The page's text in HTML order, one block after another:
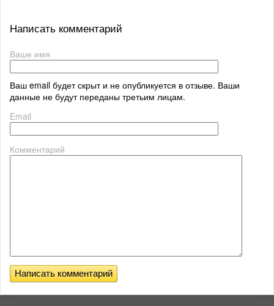
Написать комментарий
Ваше имя
Ваш email будет скрыт и не опубликуется в отзыве. Ваши
данные не будут переданы третьим лицам.
Email
Комментарий